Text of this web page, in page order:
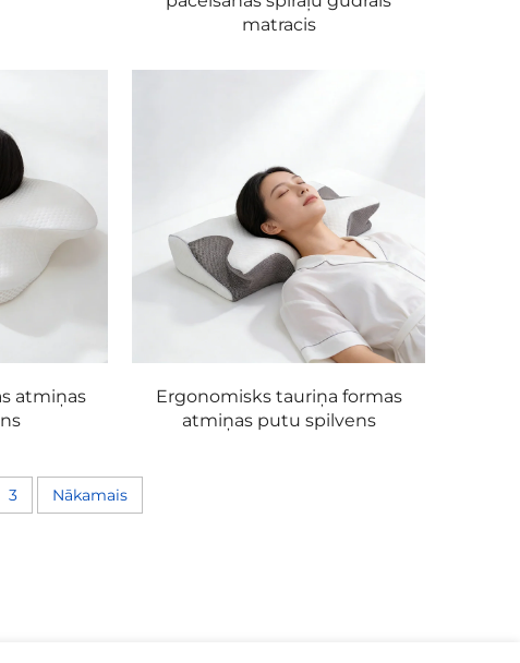
matracis
atmiņas
Ergonomisks tauriņa formas
atmiņas putu spilvens
3 Nākamais